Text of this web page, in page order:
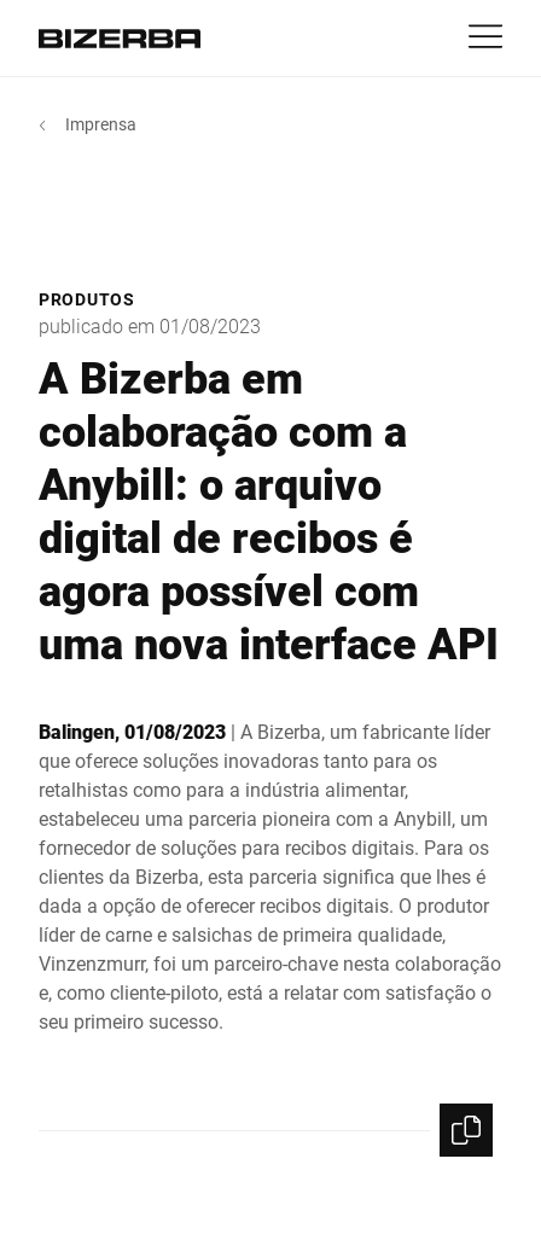
Experiência
Serviço
Companhia
MyBizerba
Ásia
Austrália
África
Site global
Imprensa
PRODUTOS
publicado em 01/08/2023
A Bizerba em
colaboração com a
Anybill: o arquivo
digital de recibos é
agora possível com
uma nova interface API
Balingen, 01/08/2023 | A Bizerba, um fabricante líder
que oferece soluções inovadoras tanto para os
retalhistas como para a indústria alimentar,
estabeleceu uma parceria pioneira com a Anybill, um
fornecedor de soluções para recibos digitais. Para os
clientes da Bizerba, esta parceria significa que lhes é
dada a opção de oferecer recibos digitais. O produtor
líder de carne e salsichas de primeira qualidade,
Vinzenzmurr, foi um parceiro-chave nesta colaboração
e, como cliente-piloto, está a relatar com satisfação o
seu primeiro sucesso.